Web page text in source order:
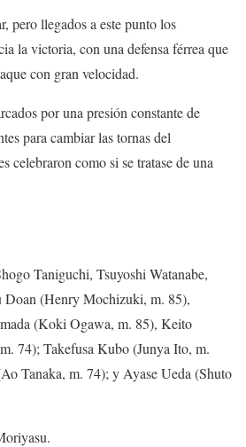
pero llegados a este punto los
la victoria, con una defensa férrea que
con gran velocidad.
por una presión constante de
para cambiar las tornas del
celebraron como si se tratase de una
Taniguchi, Tsuyoshi Watanabe,
Doan (Henry Mochizuki, m. 85),
(Koki Ogawa, m. 85), Keito
74); Takefusa Kubo (Junya Ito, m.
Tanaka, m. 74); y Ayase Ueda (Shuto